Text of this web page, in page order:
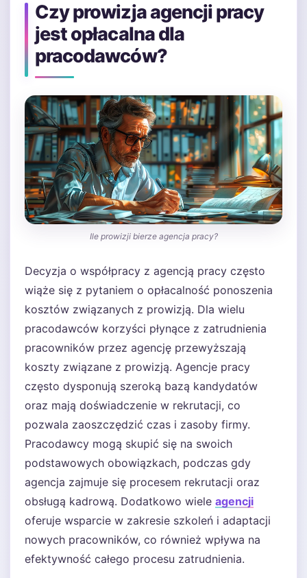
Czy prowizja agencji pracy
jest opłacalna dla
pracodawców?
Ile prowizji bierze agencja pracy?
Decyzja o współpracy z agencją pracy często
wiąże się z pytaniem o opłacalność ponoszenia
kosztów związanych z prowizją. Dla wielu
pracodawców korzyści płynące z zatrudnienia
pracowników przez agencję przewyższają
koszty związane z prowizją. Agencje pracy
często dysponują szeroką bazą kandydatów
oraz mają doświadczenie w rekrutacji, co
pozwala zaoszczędzić czas i zasoby firmy.
Pracodawcy mogą skupić się na swoich
podstawowych obowiązkach, podczas gdy
agencja zajmuje się procesem rekrutacji oraz
obsługą kadrową. Dodatkowo wiele agencji
oferuje wsparcie w zakresie szkoleń i adaptacji
nowych pracowników, co również wpływa na
efektywność całego procesu zatrudnienia.